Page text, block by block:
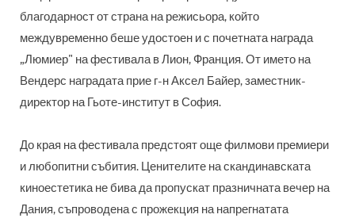
благодарност от страна на режисьора, който
междувременно беше удостоен и с почетната награда
„Люмиер" на фестивала в Лион, Франция. От името на
Вендерс наградата прие г-н Аксел Байер, заместник-
директор на Гьоте-институт в София.
До края на фестивала предстоят още филмови премиери
и любопитни събития. Ценителите на скандинавската
киноестетика не бива да пропускат празничната вечер на
Дания, съпроводена с прожекция на напрегнатата